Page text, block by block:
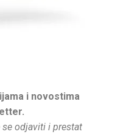
i novostima
odjaviti i prestat